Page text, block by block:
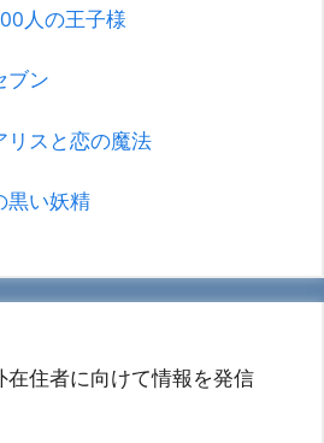
人の王子様
ブン
スと恋の魔法
黒い妖精
在住者に向けて情報を発信